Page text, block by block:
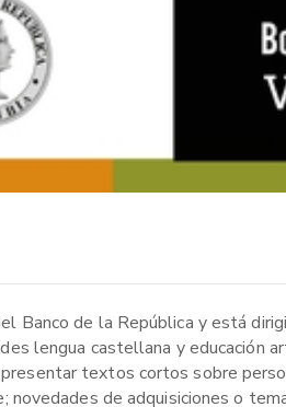
de la República y está
lengua castellana y educación
textos cortos sobre
de adquisiciones o